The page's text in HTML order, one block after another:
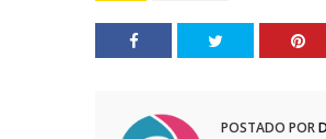
POSTADO POR